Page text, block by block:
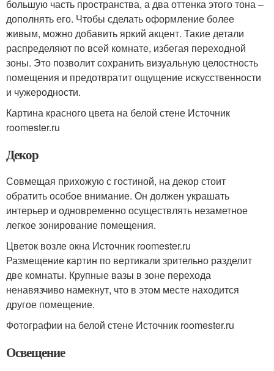
большую часть пространства, а два оттенка этого тона –
дополнять его. Чтобы сделать оформление более
живым, можно добавить яркий акцент. Такие детали
распределяют по всей комнате, избегая переходной
зоны. Это позволит сохранить визуальную целостность
помещения и предотвратит ощущение искусственности
и чужеродности.
Картина красного цвета на белой стене Источник
roomester.ru
Декор
Совмещая прихожую с гостиной, на декор стоит
обратить особое внимание. Он должен украшать
интерьер и одновременно осуществлять незаметное
легкое зонирование помещения.
Цветок возле окна Источник roomester.ru
Размещение картин по вертикали зрительно разделит
две комнаты. Крупные вазы в зоне перехода
ненавязчиво намекнут, что в этом месте находится
другое помещение.
Фотографии на белой стене Источник roomester.ru
Освещение